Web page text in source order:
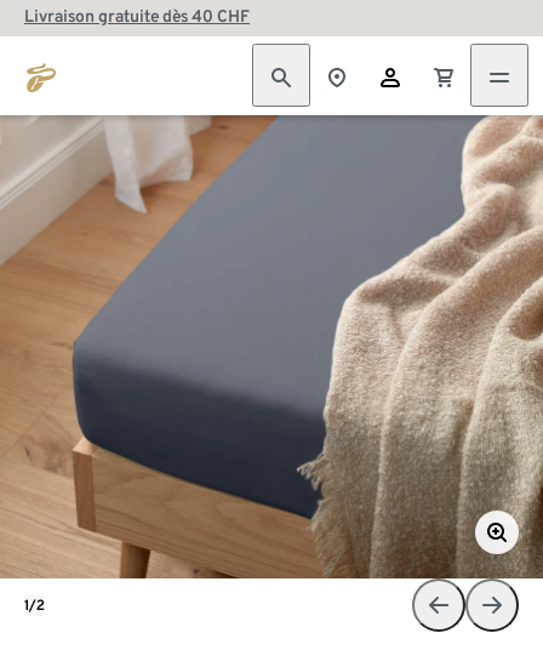
Livraison gratuite dès 40 CHF
1/2